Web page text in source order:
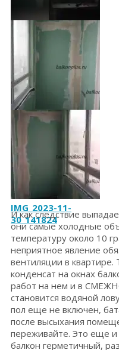
IMG_2023-11-
30_141843
IMG_2023-11-
30_141833
IMG_2023-11-
30_141824
И как следствие
они самые холодные
температуру около 10
неприятное явление
вентиляции в
конденсат на окнах
работ на нем и в
становится водяной
пол еще не включен,
после высыхания
переживайте. Это еще и
балкон герметичный,